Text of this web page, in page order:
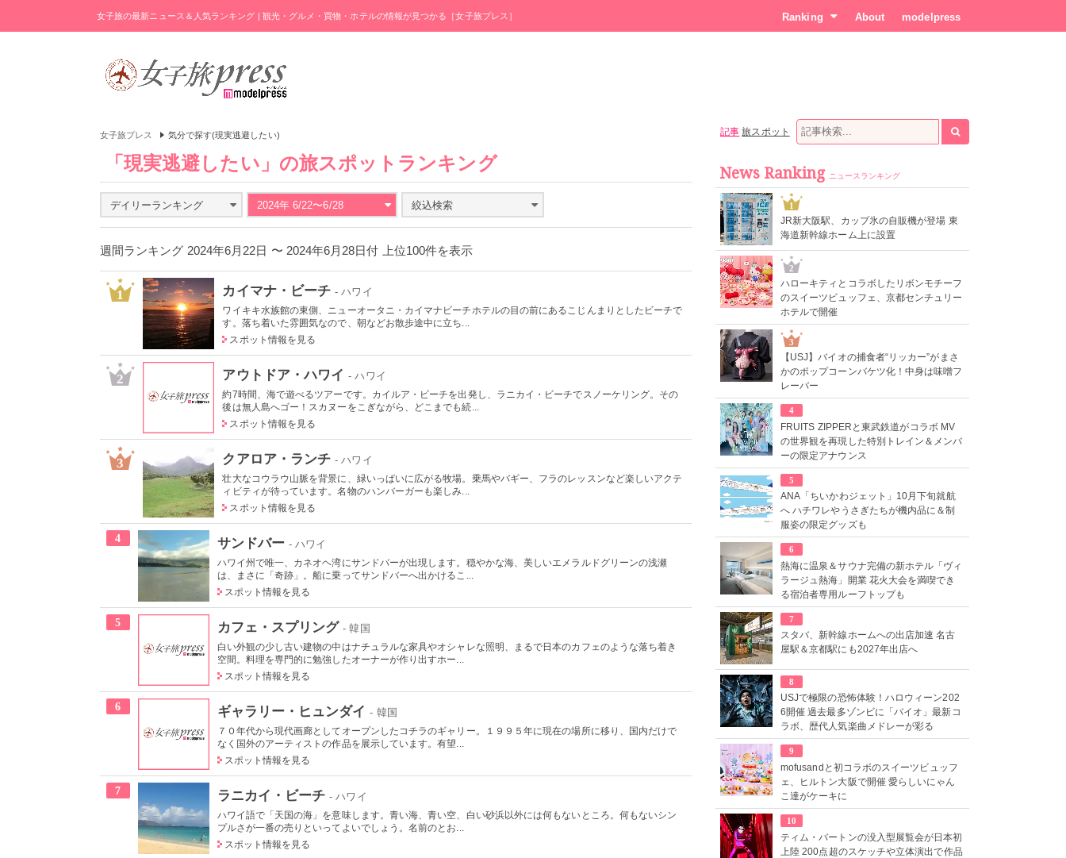
女子旅の最新ニュース＆人気ランキング | 観光・グルメ・買物・ホテルの情報が見つかる［女子旅プレス］ Ranking About modelpress
女子旅プレス 気分で探す(現実逃避したい)
「現実逃避したい」の旅スポットランキング
デイリーランキング 2024年 6/22〜6/28 絞込検索
週間ランキング 2024年6月22日 〜 2024年6月28日付 上位100件を表示
1 カイマナ・ビーチ - ハワイ
ワイキキ水族館の東側、ニューオータニ・カイマナビーチホテルの目の前にあるこじんまりとしたビーチで
す。落ち着いた雰囲気なので、朝などお散歩途中に立ち...
スポット情報を見る
2 アウトドア・ハワイ - ハワイ
約7時間、海で遊べるツアーです。カイルア・ビーチを出発し、ラニカイ・ビーチでスノーケリング。その
後は無人島へゴー！スカヌーをこぎながら、どこまでも続...
スポット情報を見る
3 クアロア・ランチ - ハワイ
壮大なコウラウ山脈を背景に、緑いっぱいに広がる牧場。乗馬やバギー、フラのレッスンなど楽しいアクテ
ィビティが待っています。名物のハンバーガーも楽しみ...
スポット情報を見る
4 サンドバー - ハワイ
ハワイ州で唯一、カネオヘ湾にサンドバーが出現します。穏やかな海、美しいエメラルドグリーンの浅瀬
は、まさに「奇跡」。船に乗ってサンドバーへ出かけるこ...
スポット情報を見る
5 カフェ・スプリング - 韓国
白い外観の少し古い建物の中はナチュラルな家具やオシャレな照明、まるで日本のカフェのような落ち着き
空間。料理を専門的に勉強したオーナーが作り出すホー...
スポット情報を見る
6 ギャラリー・ヒュンダイ - 韓国
７０年代から現代画廊としてオープンしたコチラのギャリー。１９９５年に現在の場所に移り、国内だけで
なく国外のアーティストの作品を展示しています。有望...
スポット情報を見る
7 ラニカイ・ビーチ - ハワイ
ハワイ語で「天国の海」を意味します。青い海、青い空、白い砂浜以外には何もないところ。何もないシン
プルさが一番の売りといってよいでしょう。名前のとお...
スポット情報を見る
記事 旅スポット
News Ranking ニュースランキング
1
JR新大阪駅、カップ氷の自販機が登場 東
海道新幹線ホーム上に設置
2
ハローキティとコラボしたリボンモチーフ
のスイーツビュッフェ、京都センチュリー
ホテルで開催
3
【USJ】バイオの捕食者“リッカー”がまさ
かのポップコーンバケツ化！中身は味噌フ
レーバー
4
FRUITS ZIPPERと東武鉄道がコラボ MV
の世界観を再現した特別トレイン＆メンバ
ーの限定アナウンス
5
ANA「ちいかわジェット」10月下旬就航
へ ハチワレやうさぎたちが機内品に＆制
服姿の限定グッズも
6
熱海に温泉＆サウナ完備の新ホテル「ヴィ
ラージュ熱海」開業 花火大会を満喫でき
る宿泊者専用ルーフトップも
7
スタバ、新幹線ホームへの出店加速 名古
屋駅＆京都駅にも2027年出店へ
8
USJで極限の恐怖体験！ハロウィーン202
6開催 過去最多ゾンビに「バイオ」最新コ
ラボ、歴代人気楽曲メドレーが彩る
9
mofusandと初コラボのスイーツビュッフ
ェ、ヒルトン大阪で開催 愛らしいにゃん
こ達がケーキに
10
ティム・バートンの没入型展覧会が日本初
上陸 200点超のスケッチや立体演出で作品